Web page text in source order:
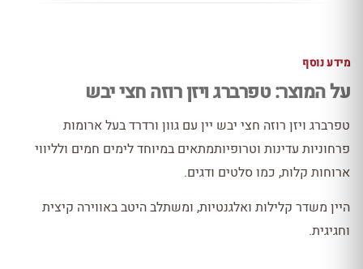
מידע נוסף
על המוצר: טפרברג ויזן רוזה חצי יבש
טפרברג ויזן רוזה חצי יבש יין עם גוון ורדרד בעל ארומות
פרחוניות עדינות וטרופיותמתאים במיוחד לימים חמים ולליווי
ארוחות קלות, כמו סלטים ודגים.
היין משדר קלילות ואלגנטיות, ומשתלב היטב באווירה קיצית
וחגיגית.